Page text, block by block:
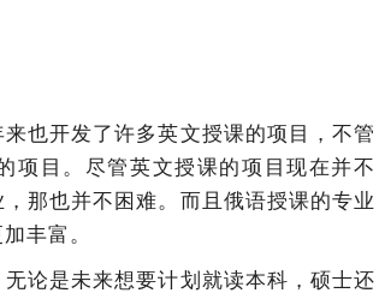
也开发了许多英文授课的项目，不管
项目。尽管英文授课的项目现在并不
那也并不困难。而且俄语授课的专业
丰富。
论是未来想要计划就读本科，硕士还